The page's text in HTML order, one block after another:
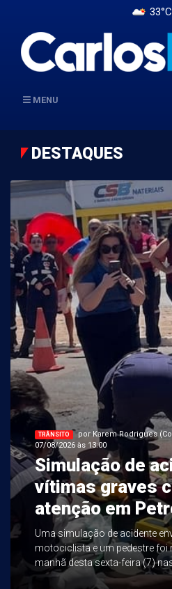
33°C
MENU
DESTAQUES
TRÂNSITO
por Karem Rodrigues
07/08/2026 às 13:00
Simulação de
vítimas graves
atenção em
Uma simulação de acidente
motociclista e um pedestre foi
manhã desta sexta-feira (7)